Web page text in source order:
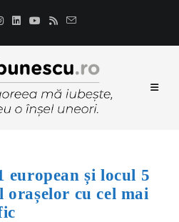
european și locul 5
cu cel mai